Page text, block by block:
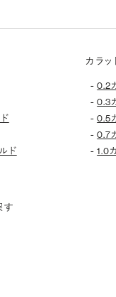
ド
す
カラ
-0.2
-0.3
-0.5
-0.7
-1.0